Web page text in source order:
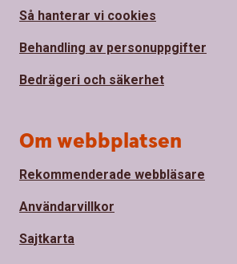
Så hanterar vi cookies
Behandling av personuppgifter
Bedrägeri och säkerhet
Om webbplatsen
Rekommenderade webbläsare
Användarvillkor
Sajtkarta